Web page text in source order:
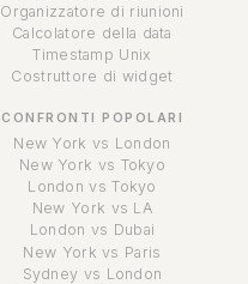
Organizzatore di riunioni
Calcolatore della data
Timestamp Unix
Costruttore di widget
CONFRONTI POPOLARI
New York vs London
New York vs Tokyo
London vs Tokyo
New York vs LA
London vs Dubai
New York vs Paris
Sydney vs London